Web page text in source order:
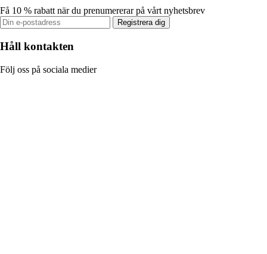
Få 10 % rabatt när du prenumererar på vårt nyhetsbrev
Registrera dig
Håll kontakten
Följ oss på sociala medier